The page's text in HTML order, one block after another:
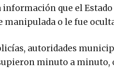
que el
o le fue
autoridades
minuto a